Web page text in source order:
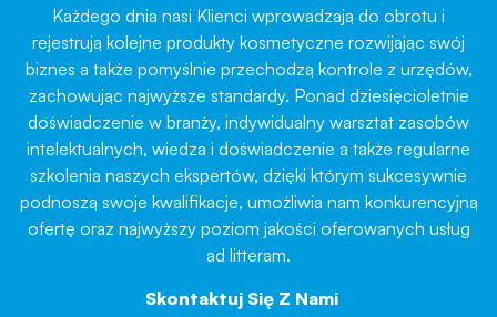
Każdego dnia nasi Klienci wprowadzają do obrotu i
rejestrują kolejne produkty kosmetyczne rozwijając swój
biznes a także pomyślnie przechodzą kontrole z urzędów,
zachowując najwyższe standardy. Ponad dziesięcioletnie
doświadczenie w branży, indywidualny warsztat zasobów
intelektualnych, wiedza i doświadczenie a także regularne
szkolenia naszych ekspertów, dzięki którym sukcesywnie
podnoszą swoje kwalifikacje, umożliwia nam konkurencyjną
ofertę oraz najwyższy poziom jakości oferowanych usług
ad litteram.
Skontaktuj Się Z Nami